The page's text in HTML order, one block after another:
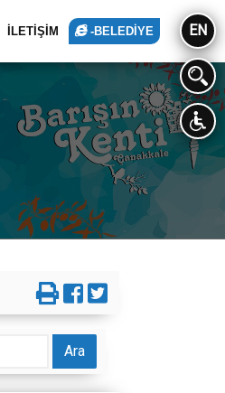
İLETİŞİM -BELEDİYE EN
Ara